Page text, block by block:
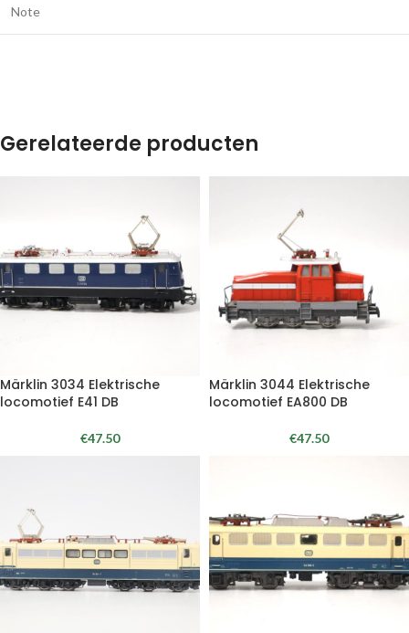
Note
Gerelateerde producten
Märklin 3034 Elektrische
locomotief E41 DB
€47.50
Märklin 3044 Elektrische
locomotief EA800 DB
€47.50